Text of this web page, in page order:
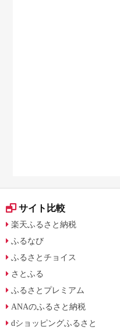
サイト比較
楽天ふるさと納税
ふるなび
ふるさとチョイス
さとふる
ふるさとプレミアム
ANAのふるさと納税
dショッピングふるさと